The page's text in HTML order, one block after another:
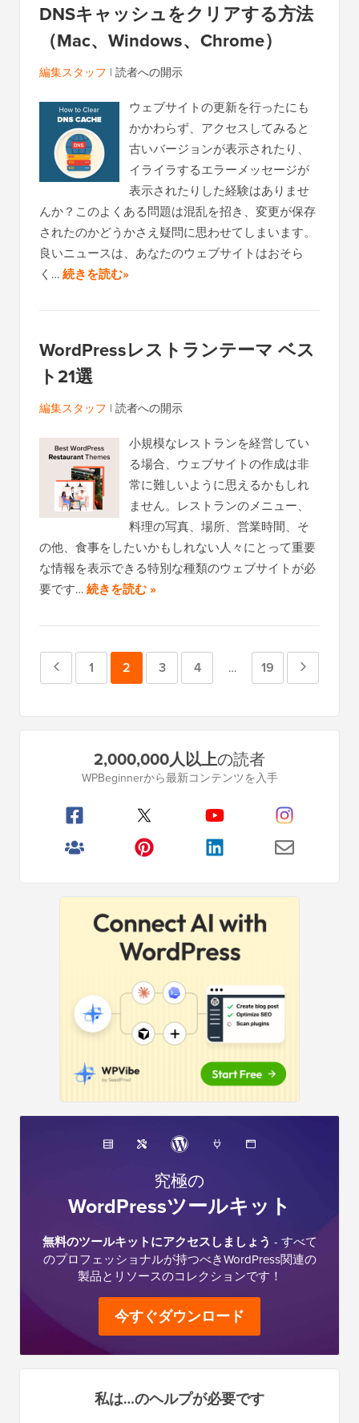
DNSキャッシュをクリアする方法
（Mac、Windows、Chrome）
編集スタッフ | 読者への開示
ウェブサイトの更新を行ったにも
かかわらず、アクセスしてみると
古いバージョンが表示されたり、
イライラするエラーメッセージが
表示されたりした経験はありませ
んか？このよくある問題は混乱を招き、変更が保存
されたのかどうかさえ疑問に思わせてしまいます。
良いニュースは、あなたのウェブサイトはおそら
く…続きを読む»
WordPressレストランテーマ ベス
ト21選
編集スタッフ | 読者への開示
小規模なレストランを経営してい
る場合、ウェブサイトの作成は非
常に難しいように思えるかもしれ
ません。レストランのメニュー、
料理の写真、場所、営業時間、そ
の他、食事をしたいかもしれない人々にとって重要
な情報を表示できる特別な種類のウェブサイトが必
要です…続きを読む »
ペ
ペ
ジ
1
ペ
ジ
2
ペ
ジ
3
ペ
ジ
4
中
ー
ジ
は
…
ペ
ジ
19
ペ
イ
2,000,000人以上の読者
WPBeginnerから最新コンテンツを入手
究極の
WordPressツールキット
無料のツールキットにアクセスしましょう - すべて
のプロフェッショナルが持つべきWordPress関連の
製品とリソースのコレクションです！
今すぐダウンロード
私は…のヘルプが必要です